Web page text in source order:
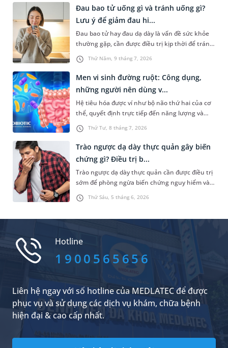
một thắc mắc là “vết mổ rò hậu môn bao lâu thì
lành”. Bài viết dưới đây là câu trả lời chi tiết và
một số hướng dẫn về cách cách sóc sau phẫu
thuật giúp người bệnh sớm hồi phục.
Thứ Năm, 9 tháng 7, 2026
Đau bao tử uống gì và tránh uống gì?
Lưu ý để giảm đau hi...
Đau bao tử hay đau dạ dày là vấn đề sức khỏe
thường gặp, cần được điều trị kịp thời để tránh
gây ảnh hưởng đến sức khỏe và sinh hoạt
thường ngày. Trong đó, chế độ ăn uống là một
trong những yếu tố quan trọng để giảm áp lực
cho bao tử. Vậy đau bao tử uống gì và tránh
uống gì? Dưới đây là đáp án cụ thể và một số
biện pháp giúp giảm đau hiệu quả.
Thứ Tư, 8 tháng 7, 2026
Men vi sinh đường ruột: Công dụng,
những người nên dùng v...
Hệ tiêu hóa được ví như bộ não thứ hai của cơ
thể, quyết định trực tiếp đến năng lượng và
khả năng miễn dịch. Để hỗ trợ tăng cường
chức năng của cơ quan này, nhiều người
thường lựa chọn bổ sung thêm men vi sinh
đường ruột. Vậy đây là sản phẩm gì, có nên sử
dụng nhiều hay không,...?
Thứ Sáu, 5 tháng 6, 2026
Trào ngược dạ dày thực quản gây biến
chứng gì? Điều trị b...
Trào ngược dạ dày thực quản cần được điều trị
sớm để phòng ngừa biến chứng nguy hiểm và
tránh gây ra những bất tiện trong sinh hoạt
của bệnh nhân. Bài viết dưới đây sẽ giúp bạn
gặp phải và một số phương pháp phòng tránh
Hotline
1900565656
Liên hệ ngay với số hotline của MEDLATEC để được
phục vụ và sử dụng các dịch vụ khám, chữa bệnh
hiện đại & cao cấp nhất.